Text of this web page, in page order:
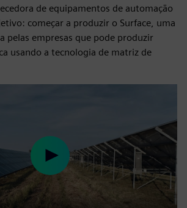
de equipamentos de automação
começar a produzir o Surface, uma
pelas empresas que pode produzir
usando a tecnologia de matriz de
Play